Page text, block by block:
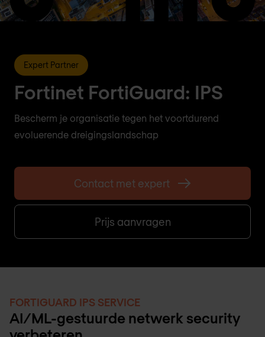
Expert Partner
Fortinet FortiGuard: IPS
Bescherm je organisatie tegen het voortdurend
evoluerende dreigingslandschap
Contact met expert
Prijs aanvragen
FORTIGUARD IPS SERVICE
AI/ML-gestuurde netwerk security